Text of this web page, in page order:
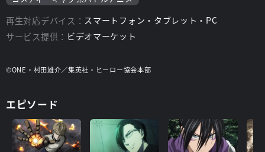
再生対応デバイス： スマートフォン・タブレット・PC
サービス提供： ビデオマーケット
©ONE・村田雄介／集英社・ヒーロー協会本部
エピソード